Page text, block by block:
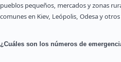
pueblos pequeños, mercados y zonas
comunes en Kiev, Leópolis, Odesa y
¿Cuáles son los números de